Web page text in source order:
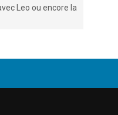
Leo ou encore la